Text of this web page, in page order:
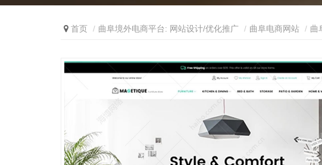
首页 曲阜境外电商平台: 网站设计/优化推广 曲阜电商网站 曲